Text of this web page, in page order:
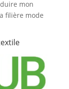
mon
filière mode